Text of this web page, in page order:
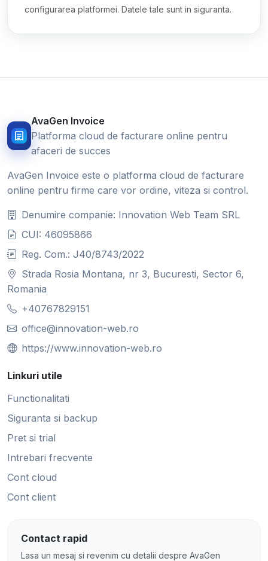
configurarea platformei. Datele tale sunt in siguranta.
AvaGen Invoice
Platforma cloud de facturare online pentru
afaceri de succes
AvaGen Invoice este o platforma cloud de facturare
online pentru firme care vor ordine, viteza si control.
Denumire companie: Innovation Web Team SRL
CUI: 46095866
Reg. Com.: J40/8743/2022
Strada Rosia Montana, nr 3, Bucuresti, Sector 6,
Romania
+40767829151
office@innovation-web.ro
https://www.innovation-web.ro
Linkuri utile
Functionalitati
Siguranta si backup
Pret si trial
Intrebari frecvente
Cont cloud
Cont client
Contact rapid
Lasa un mesaj si revenim cu detalii despre AvaGen